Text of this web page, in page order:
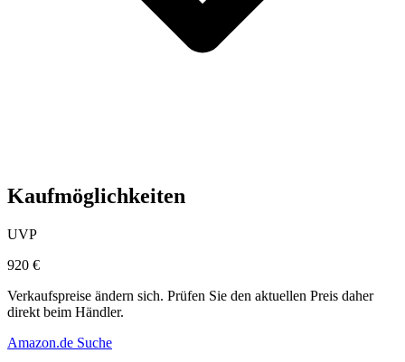
Kaufmöglichkeiten
UVP
920 €
Verkaufspreise ändern sich. Prüfen Sie den aktuellen Preis daher
direkt beim Händler.
Amazon.de Suche